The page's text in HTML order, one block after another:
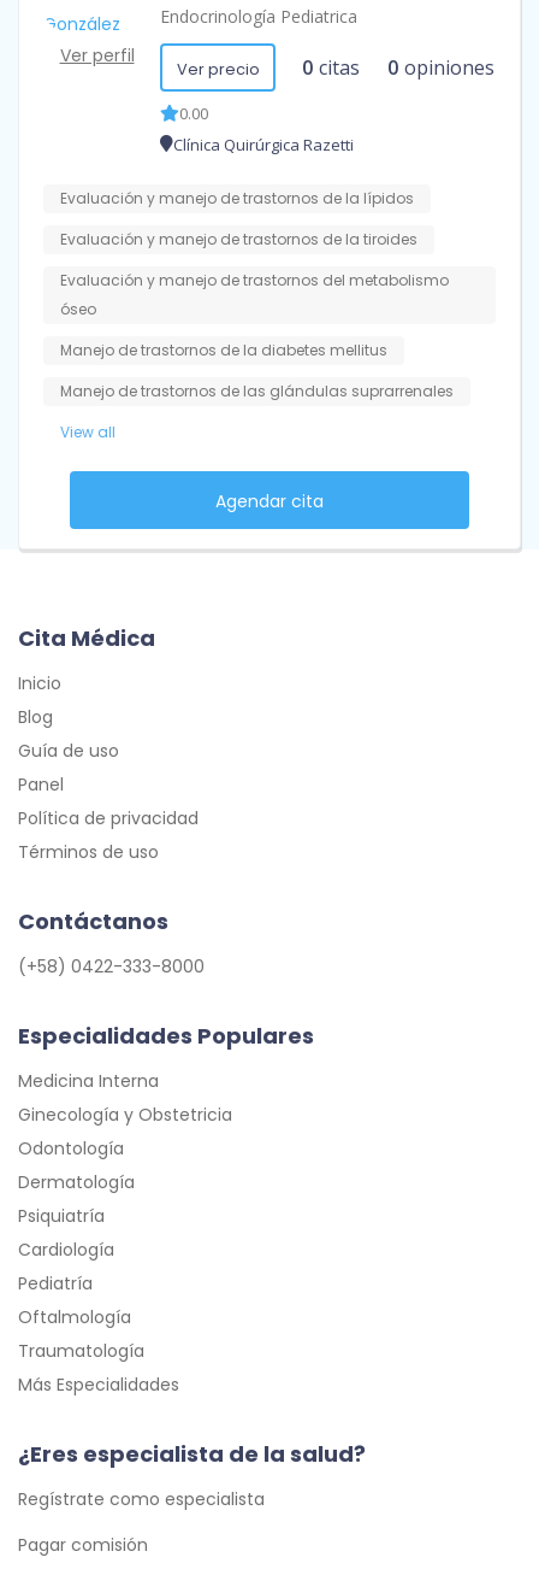
Ver perfil
Endocrinología Pediatrica
Ver precio 0 citas 0 opiniones
0.00
Clínica Quirúrgica Razetti
Evaluación y manejo de trastornos de la lípidos
Evaluación y manejo de trastornos de la tiroides
Evaluación y manejo de trastornos del metabolismo
óseo
Manejo de trastornos de la diabetes mellitus
Manejo de trastornos de las glándulas suprarrenales
View all
Agendar cita
Cita Médica
Inicio
Blog
Guía de uso
Panel
Política de privacidad
Términos de uso
Contáctanos
(+58) 0422-333-8000
Especialidades Populares
Medicina Interna
Ginecología y Obstetricia
Odontología
Dermatología
Psiquiatría
Cardiología
Pediatría
Oftalmología
Traumatología
Más Especialidades
¿Eres especialista de la salud?
Regístrate como especialista
Pagar comisión